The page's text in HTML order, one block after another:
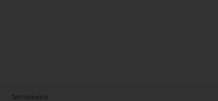
Termékeink